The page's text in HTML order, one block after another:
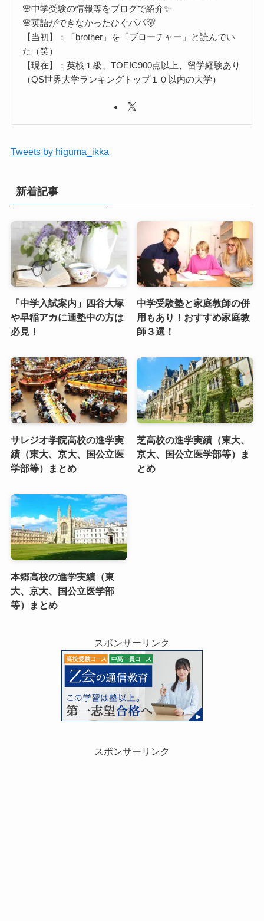
🌸中学受験の情報等をブログで紹介✨
🌸英語ができなかったひぐパパ🐻
【当初】：「brother」を「ブローチャー」と読んでい
た（笑）
【現在】：英検１級、TOEIC900点以上、留学経験あり
（QS世界大学ランキングトップ１０以内の大学）
Tweets by higuma_ikka
新着記事
「中学入試案内」四谷大塚
や早稲アカに通塾中の方は
必見！
中学受験塾と家庭教師の併
用もあり！おすすめ家庭教
師３選！
サレジオ学院高校の進学実
績（東大、京大、国公立医
学部等）まとめ
芝高校の進学実績（東大、
京大、国公立医学部等）ま
とめ
本郷高校の進学実績（東
大、京大、国公立医学部
等）まとめ
スポンサーリンク
スポンサーリンク